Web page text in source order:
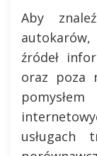
Aby
źródeł
oraz poza
usługach